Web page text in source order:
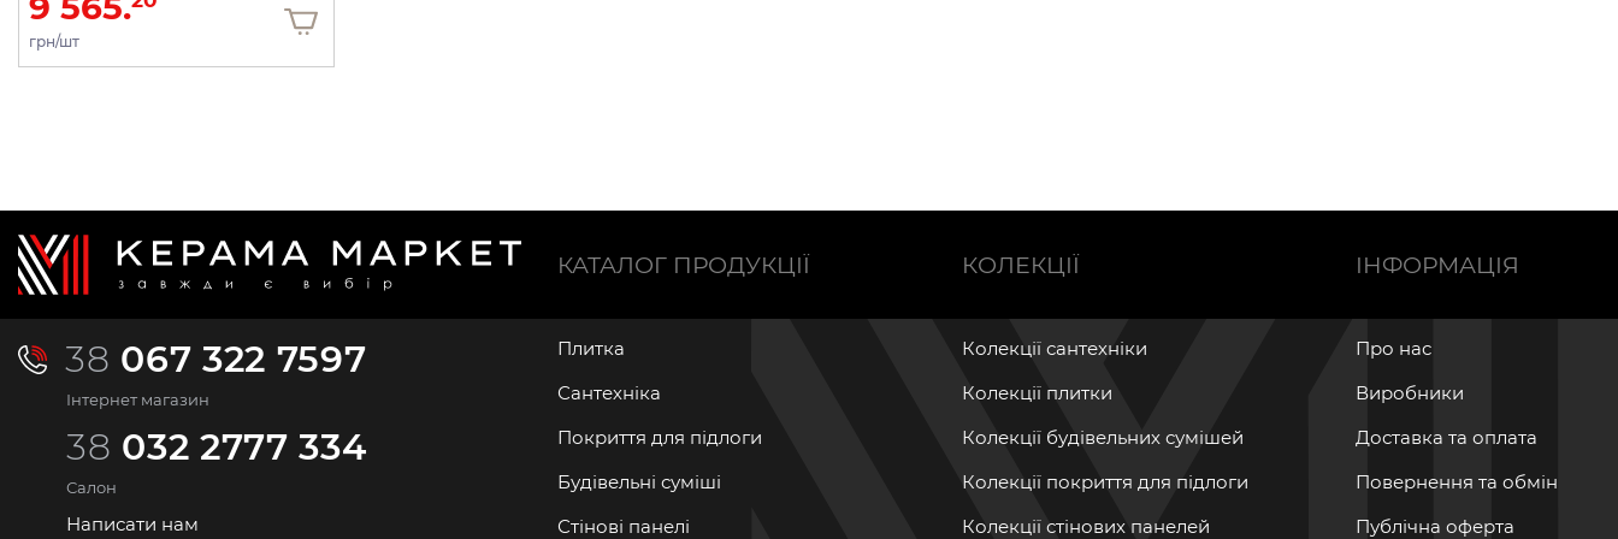
грн/шт
38 067 322 7597
Інтернет магазин
38 032 2777 334
Салон
Написати нам
КАТАЛОГ ПРОДУКЦІЇ
Плитка
Сантехніка
Покриття для підлоги
Будівельні суміші
Стінові панелі
КОЛЕКЦІЇ
Колекції сантехніки
Колекції плитки
Колекції будівельних сумішей
Колекції покриття для підлоги
Колекції стінових панелей
ІНФОРМАЦІЯ
Про нас
Виробники
Доставка та оплата
Повернення та обмін
Публічна оферта